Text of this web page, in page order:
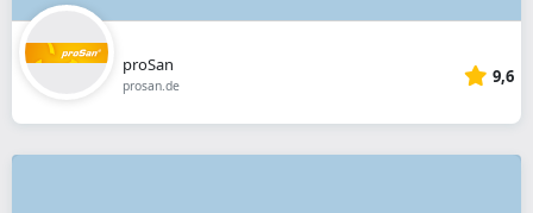
proSan
prosan.de 9,6